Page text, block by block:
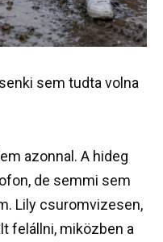
sem tudta volna
azonnal. A hideg
de semmi sem
Lily csuromvizesen,
felállni, miközben a